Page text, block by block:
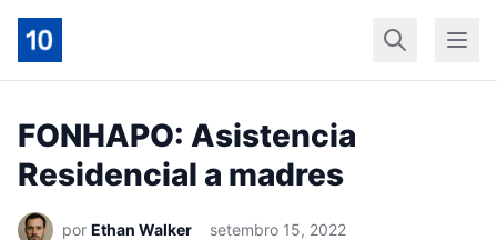
InícioGeral
FONHAPO: Asistencia
Residencial a madres
por Ethan Walker setembro 15, 2022